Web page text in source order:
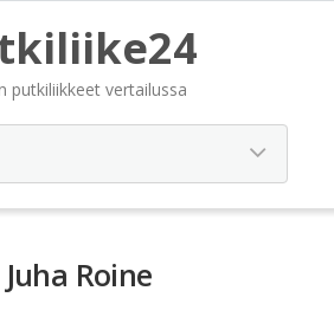
putkiliikkeet vertailussa
Roine